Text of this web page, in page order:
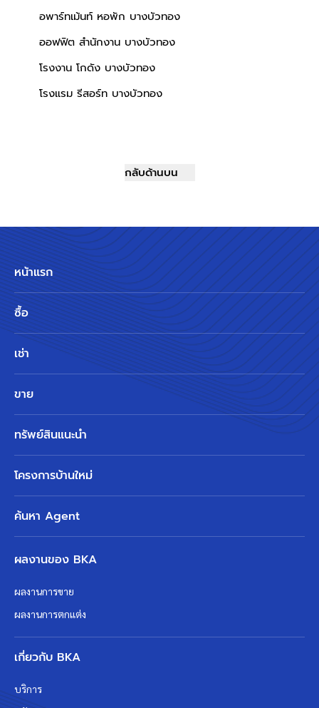
อพาร์ทเม้นท์ หอพัก บางบัวทอง
ออฟฟิต สำนักงาน บางบัวทอง
โรงงาน โกดัง บางบัวทอง
โรงแรม รีสอร์ท บางบัวทอง
กลับด้านบน
หน้าแรก
ซื้อ
เช่า
ขาย
ทรัพย์สินแนะนำ
โครงการบ้านใหม่
ค้นหา Agent
ผลงานของ BKA
ผลงานการขาย
ผลงานการตกแต่ง
เกี่ยวกับ BKA
บริการ